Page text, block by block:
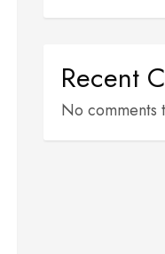
Recent
No comments